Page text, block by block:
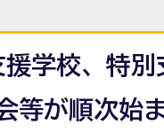
援学校、特
等が順次始